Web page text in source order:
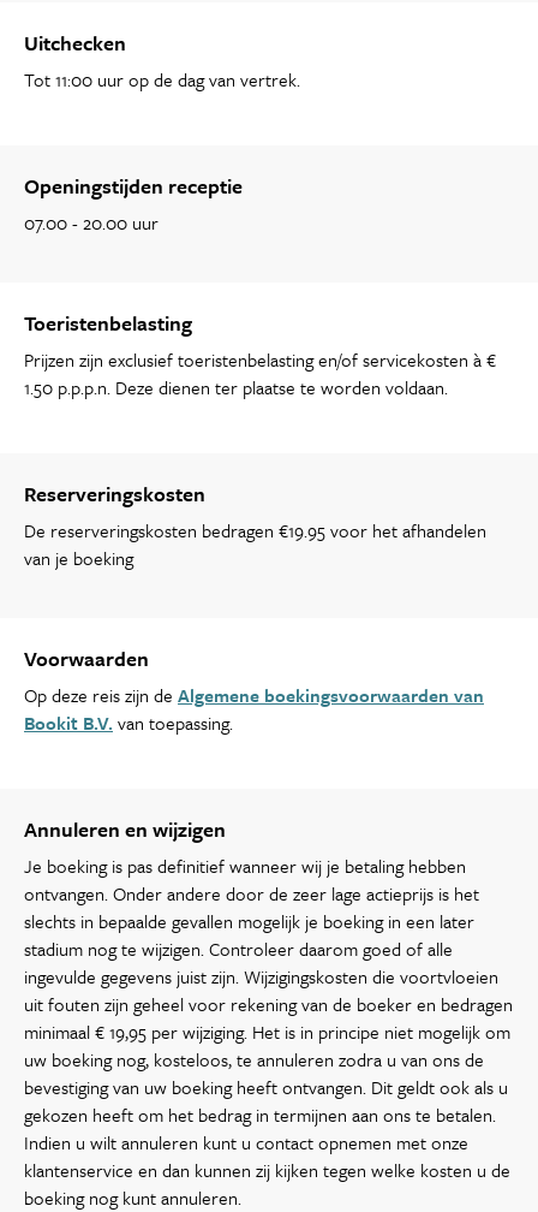
Uitchecken
Tot 11:00 uur op de dag van vertrek.
Openingstijden receptie
07.00 - 20.00 uur
Toeristenbelasting
Prijzen zijn exclusief toeristenbelasting en/of servicekosten à €
1.50 p.p.p.n. Deze dienen ter plaatse te worden voldaan.
Reserveringskosten
De reserveringskosten bedragen €19.95 voor het afhandelen
van je boeking
Voorwaarden
Op deze reis zijn de Algemene boekingsvoorwaarden van
Bookit B.V. van toepassing.
Annuleren en wijzigen
Je boeking is pas definitief wanneer wij je betaling hebben
ontvangen. Onder andere door de zeer lage actieprijs is het
slechts in bepaalde gevallen mogelijk je boeking in een later
stadium nog te wijzigen. Controleer daarom goed of alle
ingevulde gegevens juist zijn. Wijzigingskosten die voortvloeien
uit fouten zijn geheel voor rekening van de boeker en bedragen
minimaal € 19,95 per wijziging. Het is in principe niet mogelijk om
uw boeking nog, kosteloos, te annuleren zodra u van ons de
bevestiging van uw boeking heeft ontvangen. Dit geldt ook als u
gekozen heeft om het bedrag in termijnen aan ons te betalen.
Indien u wilt annuleren kunt u contact opnemen met onze
klantenservice en dan kunnen zij kijken tegen welke kosten u de
boeking nog kunt annuleren.